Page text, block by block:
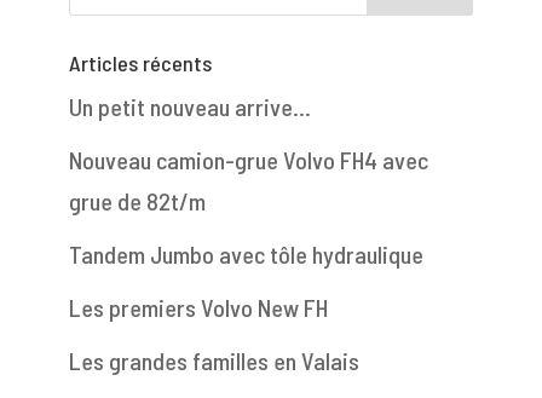
Articles récents
Un petit nouveau arrive…
Nouveau camion-grue Volvo FH4 avec
grue de 82t/m
Tandem Jumbo avec tôle hydraulique
Les premiers Volvo New FH
Les grandes familles en Valais